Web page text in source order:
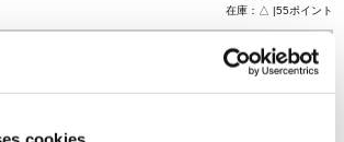
在庫：△ |55ポイント